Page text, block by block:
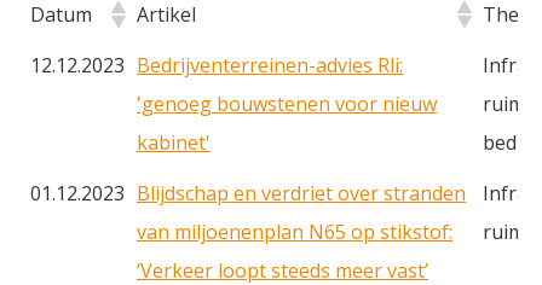
Datum Artikel
Datum
Artikel
12.12.2023 Bedrijventerreinen-advies Rli:
'genoeg bouwstenen voor nieuw
kabinet'
01.12.2023 Blijdschap en verdriet over stranden
van miljoenenplan N65 op stikstof:
‘Verkeer loopt steeds meer vast’